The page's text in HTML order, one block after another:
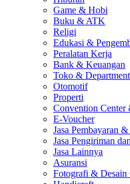
Game & Hobi
Buku & ATK
Religi
Edukasi &
Peralatan Kerja
Bank & Keuangan
Toko &
Otomotif
Properti
Convention Center
E-Voucher
Jasa Pembayaran &
Jasa Pengiriman
Jasa Lainnya
Asuransi
Fotografi & Desain